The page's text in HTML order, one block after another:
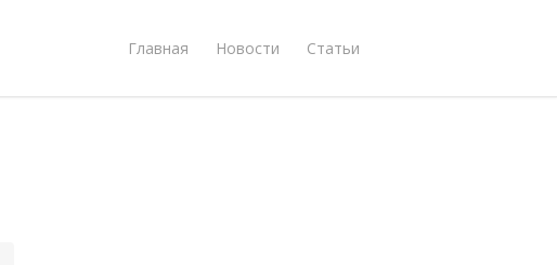
Главная Новости Статьи